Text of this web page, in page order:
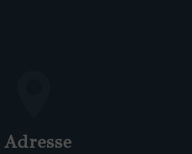
Adresse